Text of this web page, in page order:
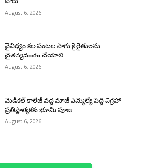
August 6, 2026
వైవిధ్యం కల పంటల సాగు కై రైతులను
చైతన్యవంతం చేయాలి
August 6, 2026
మెడికల్ కాలేజీ వద్ద మాజీ ఎమ్మెల్యే పెద్ది విగ్రహా
ప్రతిష్టాత్మకకు భూమి పూజ
August 6, 2026